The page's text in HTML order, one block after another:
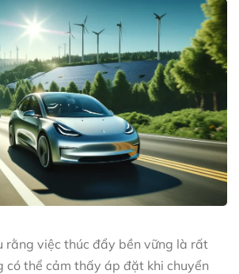
rằng việc thúc đẩy bền vững là rất
có thể cảm thấy áp đặt khi chuyển